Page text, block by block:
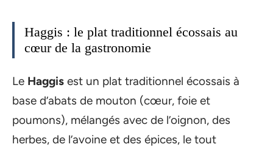
Haggis : le plat traditionnel écossais au
cœur de la gastronomie
Le Haggis est un plat traditionnel écossais à
base d’abats de mouton (cœur, foie et
poumons), mélangés avec de l’oignon, des
herbes, de l’avoine et des épices, le tout